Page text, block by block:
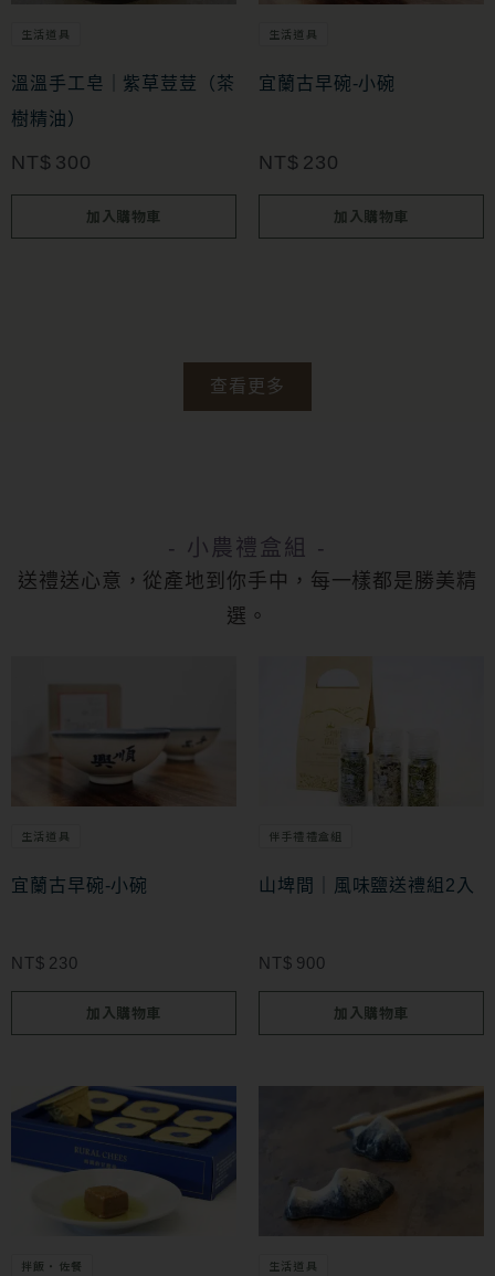
生活道具
溫溫手工皂｜紫草荳荳（茶
樹精油）
NT$ 300
加入購物車
生活道具
宜蘭古早碗-小碗
NT$ 230
加入購物車
查看更多
- 小農禮盒組 -
送禮送心意，從產地到你手中，每一樣都是勝美精
選。
生活道具
宜蘭古早碗-小碗
NT$ 230
加入購物車
伴手禮禮盒組
山埤間｜風味鹽送禮組2入
NT$ 900
加入購物車
拌飯・佐餐 生活道具